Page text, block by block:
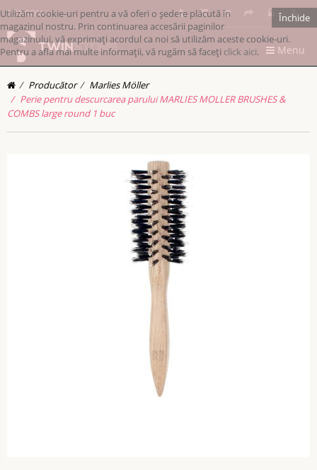
RONRON
Menu
Producător
Marlies Möller
Perie pentru descurcarea parului MARLIES MOLLER BRUSHES &
COMBS large round 1 buc
Închide
Utilizăm cookie-uri pentru a vă oferi o ședere plăcută în
magazinul nostru. Prin continuarea accesării paginilor
magazinului, vă exprimați acordul ca noi să utilizăm aceste cookie-uri.
Pentru a afla mai multe informații, vă rugăm să faceți click aici.